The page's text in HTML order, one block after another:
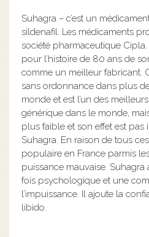
Suhagra – c’est un
sildenafil. Les médicaments
société pharmaceutique Cipla.
pour l’histoire de 80 ans de
comme un meilleur fabricant.
sans ordonnance dans plus
monde et est l’un des
générique dans le monde,
plus faible et son effet est pas
Suhagra. En raison de tous
populaire en France parmis
puissance mauvaise. Suhagra
fois psychologique et une
l’impuissance. Il ajoute la
libido.